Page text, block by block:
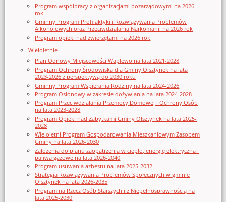
Program współpracy z organizacjami pozarządowymi na 2026
rok
Gminny Program Profilaktyki i Rozwiązywania Problemów
Alkoholowych oraz Przeciwdziałania Narkomanii na 2026 rok
Program opieki nad zwierzętami na 2026 rok
Wieloletnie
Plan Odnowy Miejscowości Waplewo na lata 2021-2028
Program Ochrony Środowiska dla Gminy Olsztynek na lata
2023-2026 z perspektywą do 2030 roku
Gminny Program Wspierania Rodziny na lata 2024-2026
Program Osłonowy w zakresie dożywiania na lata 2024-2028
Program Przeciwdziałania Przemocy Domowej i Ochrony Osób
na lata 2023-2028
Program Opieki nad Zabytkami Gminy Olsztynek na lata 2025-
2028
Wieloletni Program Gospodarowania Mieszkaniowym Zasobem
Gminy na lata 2026-2030
Założenia do planu zaopatrzenia w ciepło, energię elektryczna i
paliwa gazowe na lata 2026-2040
Program usuwania azbestu na lata 2025-2032
Strategia Rozwiązywania Problemów Społecznych w gminie
Olsztynek na lata 2026-2035
Program na Rzecz Osób Starszych i z Niepełnosprawnością na
lata 2025-2030